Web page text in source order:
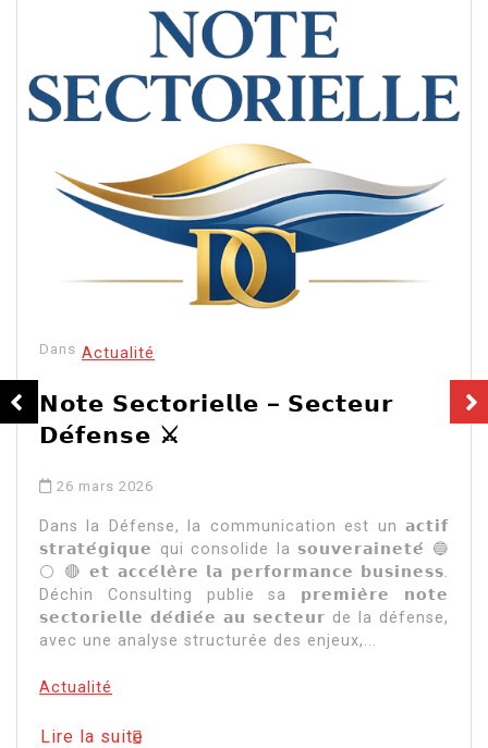
Dans Actualité
𝗡𝗼𝘁𝗲 𝗦𝗲𝗰𝘁𝗼𝗿𝗶𝗲𝗹𝗹𝗲 – 𝗦𝗲𝗰𝘁𝗲𝘂𝗿
𝗗𝗲́𝗳𝗲𝗻𝘀𝗲 ⚔️
26 mars 2026
Dans la Défense, la communication est un 𝗮𝗰𝘁𝗶𝗳
𝘀𝘁𝗿𝗮𝘁𝗲́𝗴𝗶𝗾𝘂𝗲 qui consolide la 𝘀𝗼𝘂𝘃𝗲𝗿𝗮𝗶𝗻𝗲𝘁𝗲́ 🔵
⚪ 🔴 𝗲𝘁 𝗮𝗰𝗰𝗲́𝗹𝗲̀𝗿𝗲 𝗹𝗮 𝗽𝗲𝗿𝗳𝗼𝗿𝗺𝗮𝗻𝗰𝗲 𝗯𝘂𝘀𝗶𝗻𝗲𝘀𝘀.
Déchin Consulting publie sa 𝗽𝗿𝗲𝗺𝗶𝗲̀𝗿𝗲 𝗻𝗼𝘁𝗲
𝘀𝗲𝗰𝘁𝗼𝗿𝗶𝗲𝗹𝗹𝗲 𝗱𝗲́𝗱𝗶𝗲́𝗲 𝗮𝘂 𝘀𝗲𝗰𝘁𝗲𝘂𝗿 de la défense,
avec une analyse structurée des enjeux,...
Actualité
Lire la suite